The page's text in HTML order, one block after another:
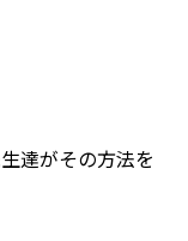
達がその方法を